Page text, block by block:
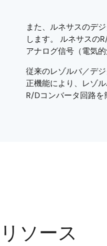
また、ルネサスのデ
します。 ルネサスの
アナログ信号（電気
従来のレゾルバ／デ
正機能により、レゾ
R/Dコンバータ回路を
リソース